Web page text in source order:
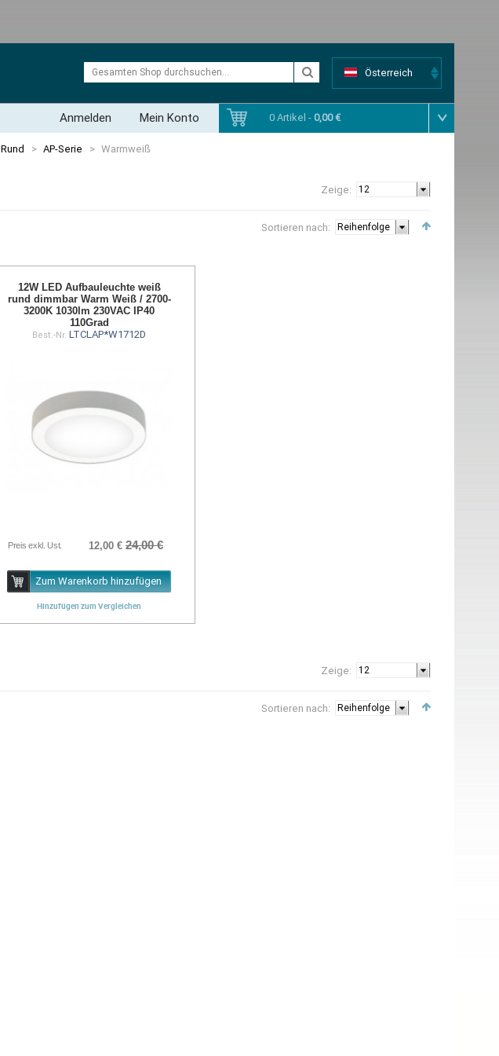
Österreich
Mein Konto
Anmelden 0 Artikel - 0,00 €
Rund > AP-Serie > Warmweiß
Zeige:
Sortieren nach:
12W LED Aufbauleuchte weiß
rund dimmbar Warm Weiß / 2700-
3200K 1030lm 230VAC IP40
110Grad
Best.-Nr. LTCLAP*W1712D
Preis exkl. Ust. 12,00 € 24,00 €
Zum Warenkorb hinzufügen
Hinzufügen zum Vergleichen
Zeige:
Sortieren nach: